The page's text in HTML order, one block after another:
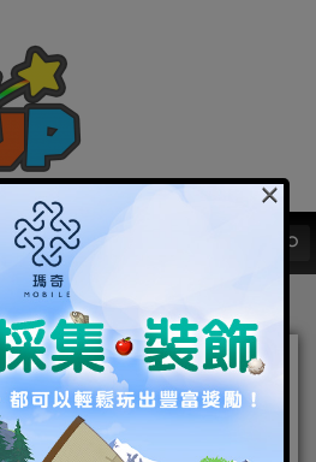
力！ 網石專有
MBX」正式上
×